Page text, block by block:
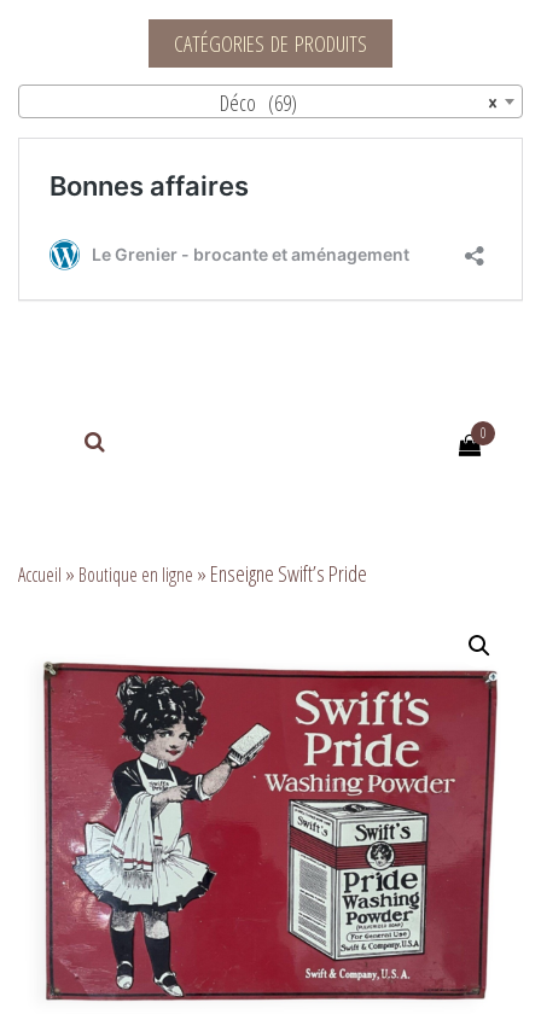
Le Grenier – brocante et aménagement
CATÉGORIES DE PRODUITS
×
Déco (69)
0
Accueil » Boutique en ligne » Enseigne Swift’s Pride